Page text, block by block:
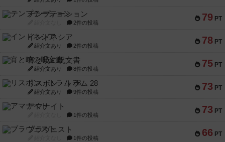
79 PT
テンプテーション
2件の投稿
78 PT
インドネシア
紹介文あり 2件の投稿
75 PT
宵と暁の呪文書
紹介文あり 8件の投稿
73 PT
リスボン・トラム 28
紹介文あり 9件の投稿
73 PT
アマナイト
1件の投稿
66 PT
ブラヴェスト
1件の投稿